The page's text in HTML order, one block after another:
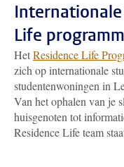
Life
HetResidence Life
zich op internationale
studentenwoningen in
Van het ophalen van je
huisgenoten tot
Residence Life team